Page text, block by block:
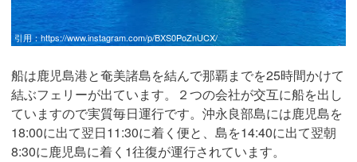
引用： https://www.instagram.com/p/BXS0PoZnUCX/
船は鹿児島港と奄美諸島を結んで那覇までを25時間かけて
結ぶフェリーが出ています。２つの会社が交互に船を出し
ていますので実質毎日運行です。沖永良部島には鹿児島を
18:00に出て翌日11:30に着く便と、島を14:40に出て翌朝
8:30に鹿児島に着く1往復が運行されています。